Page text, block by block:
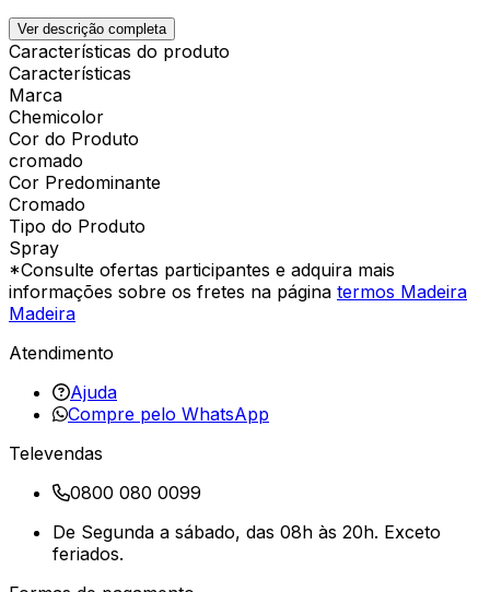
Ver descrição completa
Características do produto
Características
Marca
Chemicolor
Cor do Produto
cromado
Cor Predominante
Cromado
Tipo do Produto
Spray
*Consulte ofertas participantes e adquira mais
informações sobre os fretes na página termos Madeira
Madeira
Atendimento
Ajuda
Compre pelo WhatsApp
Televendas
0800 080 0099
De Segunda a sábado, das 08h às 20h. Exceto
feriados.